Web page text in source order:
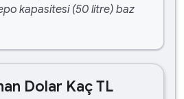
kapasitesi (50 litre) baz
Dolar Kaç TL